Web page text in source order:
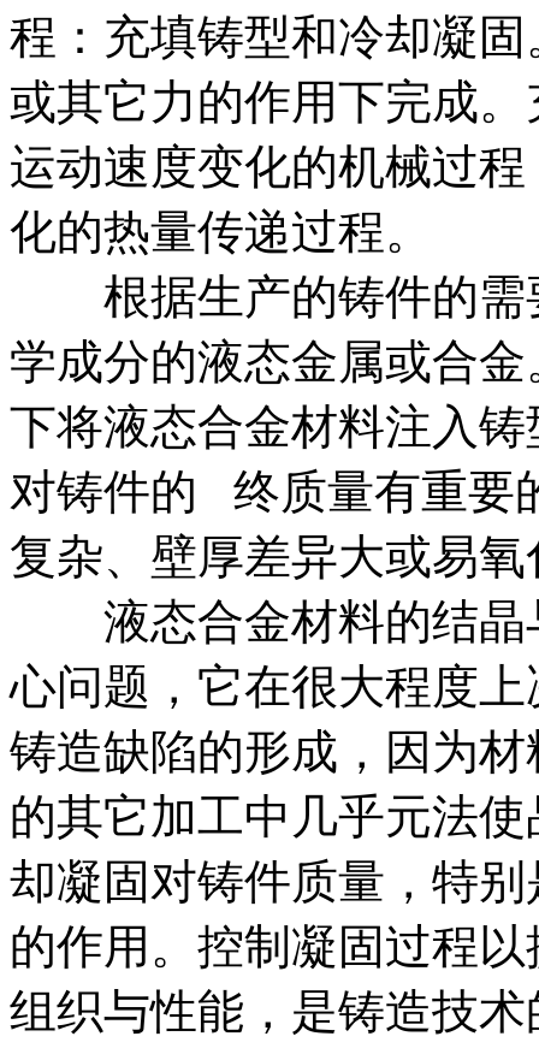
程：充填铸型和冷却凝
或其它力的作用下完成
运动速度变化的机械过
化的热量传递过程。
根据生产的铸件的需
学成分的液态金属或合
下将液态合金材料注入
对铸件的 终质量有重要
复杂、壁厚差异大或易
液态合金材料的结晶
心问题，它在很大程度
铸造缺陷的形成，因为
的其它加工中几乎元法
却凝固对铸件质量，特
的作用。控制凝固过程
组织与性能，是铸造技